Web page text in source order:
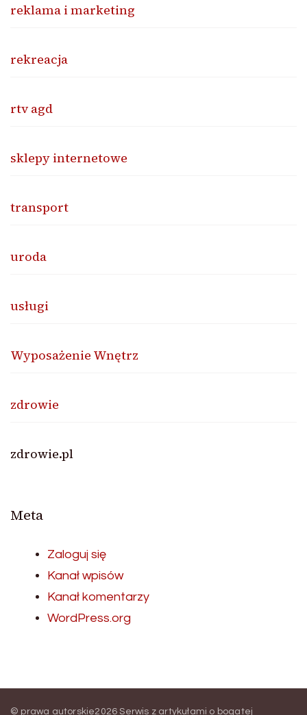
reklama i marketing
rekreacja
rtv agd
sklepy internetowe
transport
uroda
usługi
Wyposażenie Wnętrz
zdrowie
zdrowie.pl
Meta
Zaloguj się
Kanał wpisów
Kanał komentarzy
WordPress.org
© prawa autorskie2026Serwis z artykułami o bogatej